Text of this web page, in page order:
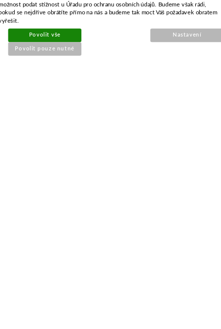
podat stížnost u Úřadu pro ochranu osobních údajů. Budeme však rádi,
se nejdříve obrátíte přímo na nás a budeme tak moct Váš požadavek obratem
Povolit vše
Povolit pouze nutné
Nastavení